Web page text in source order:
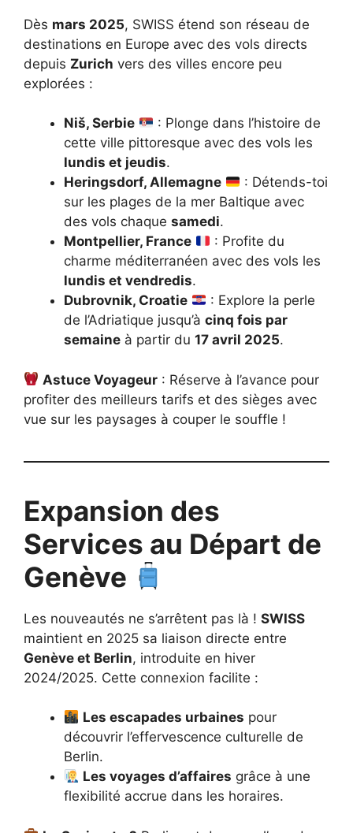
Dès mars 2025, SWISS étend son réseau de
destinations en Europe avec des vols directs
depuis Zurich vers des villes encore peu
explorées :
Niš, Serbie
: Plonge dans l’histoire de
cette ville pittoresque avec des vols les
lundis et jeudis.
Heringsdorf, Allemagne
: Détends-toi
sur les plages de la mer Baltique avec
des vols chaque samedi.
Montpellier, France
: Profite du
charme méditerranéen avec des vols les
lundis et vendredis.
Dubrovnik, Croatie
: Explore la perle
de l’Adriatique jusqu’à cinq fois par
semaine à partir du 17 avril 2025.
Astuce Voyageur : Réserve à l’avance pour
profiter des meilleurs tarifs et des sièges avec
vue sur les paysages à couper le souffle !
Expansion des
Services au Départ de
Genève
Les nouveautés ne s’arrêtent pas là ! SWISS
maintient en 2025 sa liaison directe entre
Genève et Berlin, introduite en hiver
2024/2025. Cette connexion facilite :
Les escapades urbaines pour
découvrir l’effervescence culturelle de
Berlin.
Les voyages d’affaires grâce à une
flexibilité accrue dans les horaires.